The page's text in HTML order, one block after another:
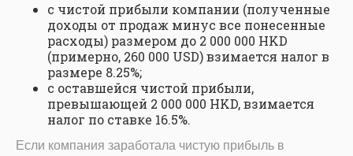
с чистой прибыли компании (полученные
доходы от продаж минус все понесенные
расходы) размером до 2 000 000 HKD
(примерно, 260 000 USD) взимается налог в
размере 8.25%;
с оставшейся чистой прибыли,
превышающей 2 000 000 HKD, взимается
налог по ставке 16.5%.
Если компания заработала чистую прибыль в